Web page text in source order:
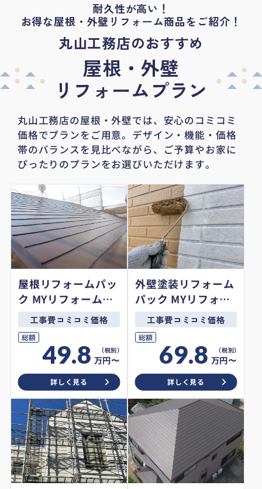
耐久性が高い！
お得な屋根・外壁リフォーム商品をご紹介！
丸山工務店のおすすめ
屋根・外壁
リフォームプラン
丸山工務店の屋根・外壁では、安心のコミコミ
価格でプランをご用意。 デザイン・機能・価格
帯のバランスを見比べながら、ご予算やお家に
ぴったりのプランをお選びいただけます。
屋根リフォームパッ
ク MYリフォームオ
リジナルプラン
工事費コミコミ価格
総額
49.8 万円〜
詳しく見る
外壁塗装リフォーム
パック MYリフォー
ムオリジナルプラン
工事費コミコミ価格
総額
69.8 万円〜
詳しく見る